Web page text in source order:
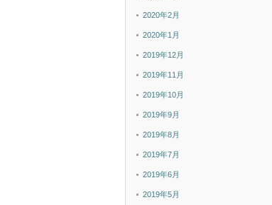
2020年2月
2020年1月
2019年12月
2019年11月
2019年10月
2019年9月
2019年8月
2019年7月
2019年6月
2019年5月